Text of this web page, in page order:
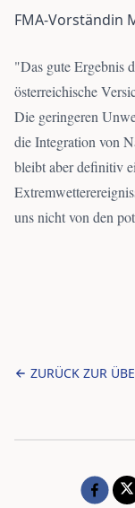
FMA-Vorständin
"Das gute Ergebnis
österreichische
Die geringeren
die Integration von
bleibt aber definitiv
uns nicht von den
ZURÜCK ZUR